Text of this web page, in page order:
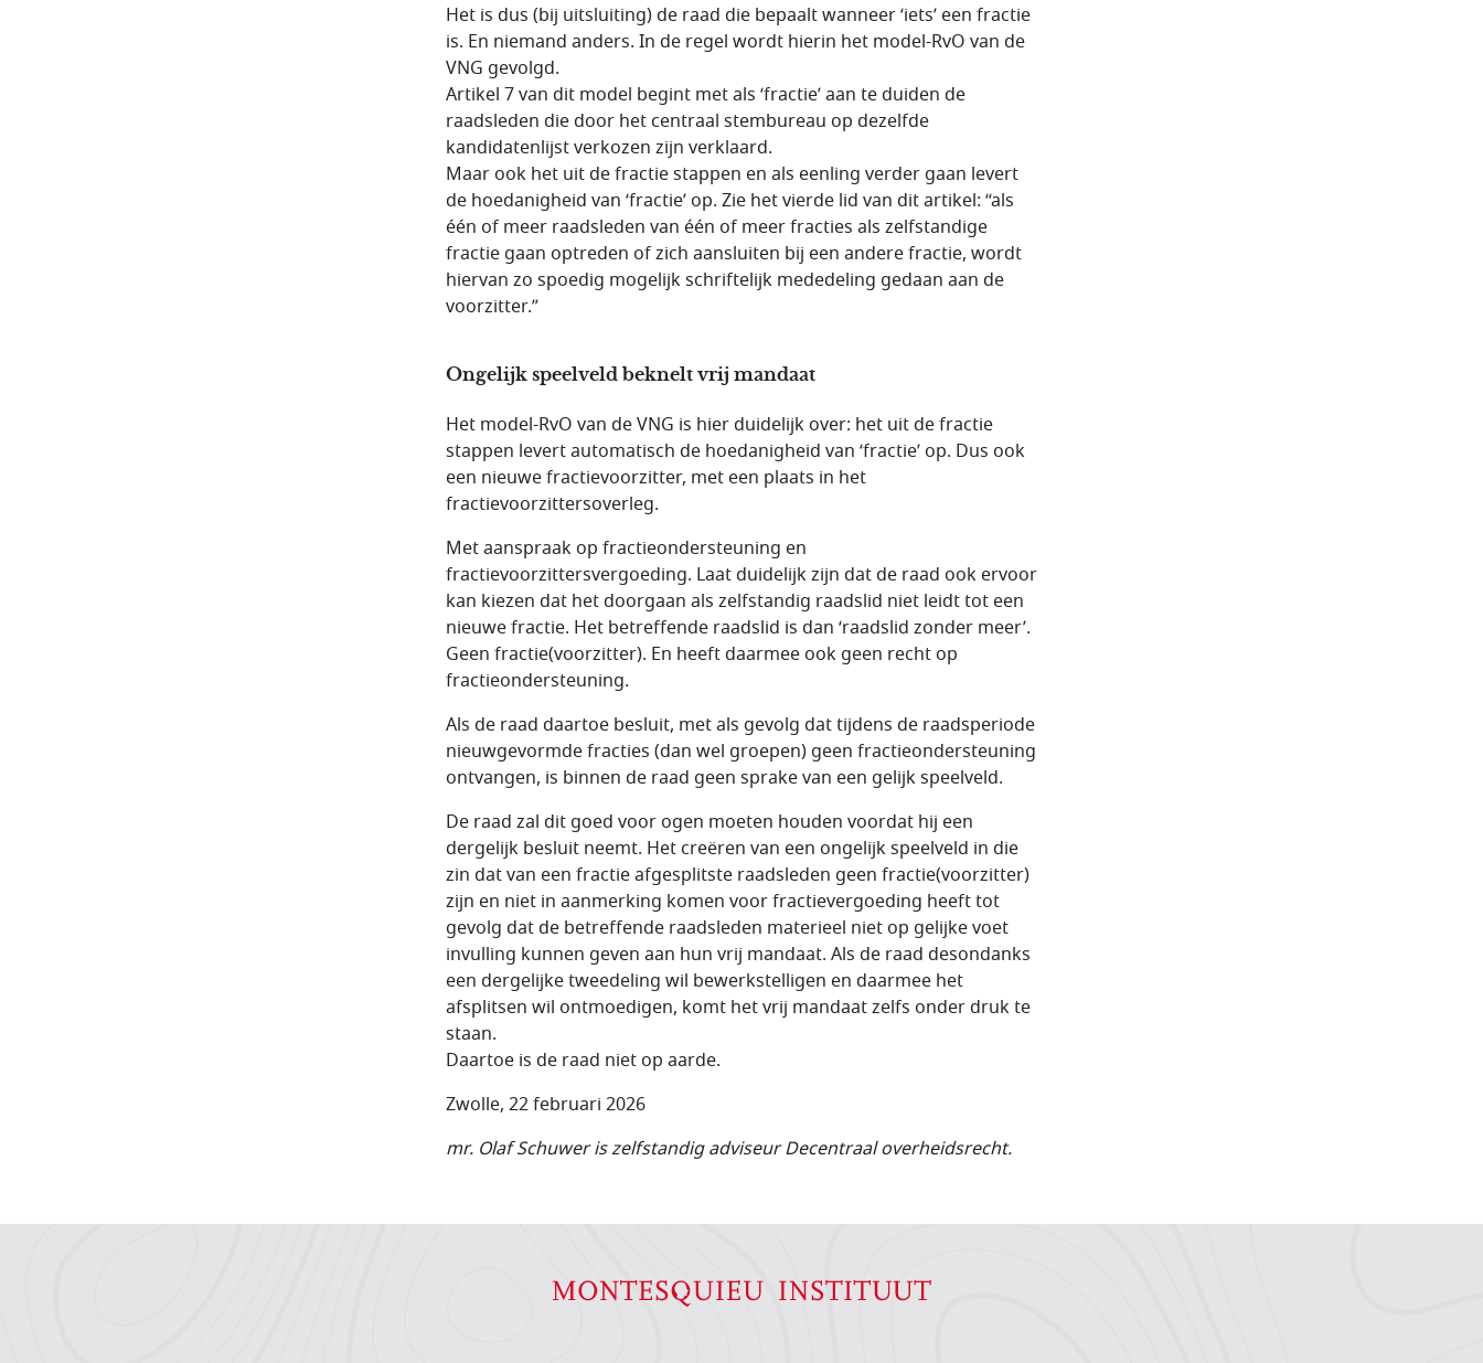
Het is dus (bij uitsluiting) de raad die bepaalt wanneer ‘iets’ een fractie
is. En niemand anders. In de regel wordt hierin het model-RvO van de
VNG gevolgd.
Artikel 7 van dit model begint met als ‘fractie’ aan te duiden de
raadsleden die door het centraal stembureau op dezelfde
kandidatenlijst verkozen zijn verklaard.
Maar ook het uit de fractie stappen en als eenling verder gaan levert
de hoedanigheid van ‘fractie’ op. Zie het vierde lid van dit artikel: “als
één of meer raadsleden van één of meer fracties als zelfstandige
fractie gaan optreden of zich aansluiten bij een andere fractie, wordt
hiervan zo spoedig mogelijk schriftelijk mededeling gedaan aan de
voorzitter.”
Ongelijk speelveld beknelt vrij mandaat
Het model-RvO van de VNG is hier duidelijk over: het uit de fractie
stappen levert automatisch de hoedanigheid van ‘fractie’ op. Dus ook
een nieuwe fractievoorzitter, met een plaats in het
fractievoorzittersoverleg.
Met aanspraak op fractieondersteuning en
fractievoorzittersvergoeding. Laat duidelijk zijn dat de raad ook ervoor
kan kiezen dat het doorgaan als zelfstandig raadslid niet leidt tot een
nieuwe fractie. Het betreffende raadslid is dan ‘raadslid zonder meer’.
Geen fractie(voorzitter). En heeft daarmee ook geen recht op
fractieondersteuning.
Als de raad daartoe besluit, met als gevolg dat tijdens de raadsperiode
nieuwgevormde fracties (dan wel groepen) geen fractieondersteuning
ontvangen, is binnen de raad geen sprake van een gelijk speelveld.
De raad zal dit goed voor ogen moeten houden voordat hij een
dergelijk besluit neemt. Het creëren van een ongelijk speelveld in die
zin dat van een fractie afgesplitste raadsleden geen fractie(voorzitter)
zijn en niet in aanmerking komen voor fractievergoeding heeft tot
gevolg dat de betreffende raadsleden materieel niet op gelijke voet
invulling kunnen geven aan hun vrij mandaat. Als de raad desondanks
een dergelijke tweedeling wil bewerkstelligen en daarmee het
afsplitsen wil ontmoedigen, komt het vrij mandaat zelfs onder druk te
staan.
Daartoe is de raad niet op aarde.
Zwolle, 22 februari 2026
mr. Olaf Schuwer is zelfstandig adviseur Decentraal overheidsrecht.